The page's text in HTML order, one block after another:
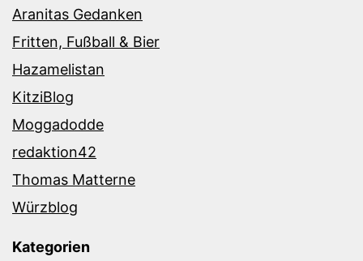
Aranitas Gedanken
Fritten, Fußball & Bier
Hazamelistan
KitziBlog
Moggadodde
redaktion42
Thomas Matterne
Würzblog
Kategorien